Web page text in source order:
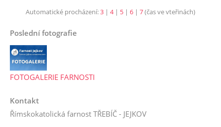
Automatické procházení:3 | 4| 5 | 6 | 7(čas ve vteřinách)
Poslední fotografie
FOTOGALERIE FARNOSTI
Kontakt
Římskokatolická farnost TŘEBÍČ - JEJKOV